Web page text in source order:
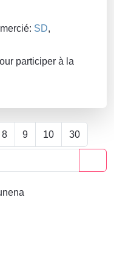
SD,
participer à la
8 9 10 30